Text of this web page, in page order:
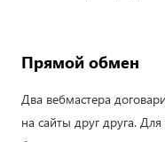
Прямой обмен
Два вебмастера
на сайты друг друга.